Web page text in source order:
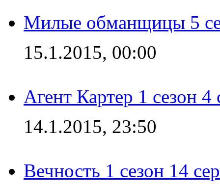
Милые обманщицы 5
15.1.2015, 00:00
Агент Картер 1 сезон 4
14.1.2015, 23:50
Вечность 1 сезон 14